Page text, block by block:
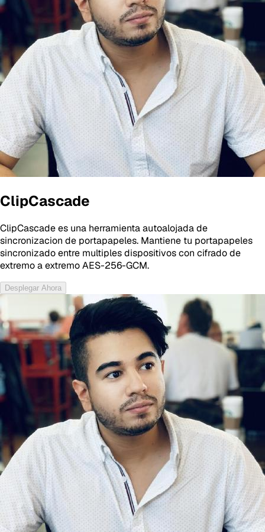
ClipCascade
ClipCascade es una herramienta autoalojada de
sincronizacion de portapapeles. Mantiene tu portapapeles
sincronizado entre multiples dispositivos con cifrado de
extremo a extremo AES-256-GCM.
Desplegar Ahora